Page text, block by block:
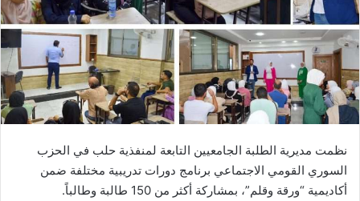
نظمت مديرية الطلبة الجامعيين التابعة لمنفذية حلب في الحزب
السوري القومي الاجتماعي برنامج دورات تدريبية مختلفة ضمن
أكاديمية “ورقة وقلم”، بمشاركة أكثر من 150 طالبة وطالباً.